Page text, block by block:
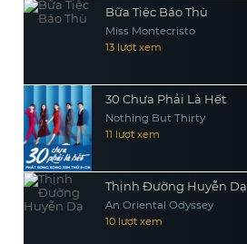
Bữa Tiệc Báo Thù
Miss Montecristo
13 lượt xem
30 Chưa Phải Là Hết
Nothing But Thirty
11 lượt xem
Thịnh Đường Huyễn Dạ
An Oriental Odyssey
10 lượt xem